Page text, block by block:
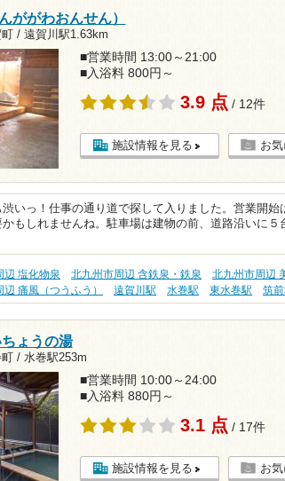
ががわおんせん）
町 / 遠賀川駅1.63km
■営業時間 13:00～21:00
■入浴料 800円～
3.9 点 / 12件
施設情報を見る お
渋いっ！仕事の通り道で探して入りました。営業開
かもしれませんね。駐車場は建物の前、道路沿いに５
辺 塩化物泉 北九州市周辺 含鉄泉・鉄泉
北九州市周辺
痛風（つうふう）
遠賀川駅 水巻駅 東水巻駅 筑
ょうの湯
町 / 水巻駅253m
■営業時間 10:00～24:00
■入浴料 880円～
3.1 点 / 17件
施設情報を見る お